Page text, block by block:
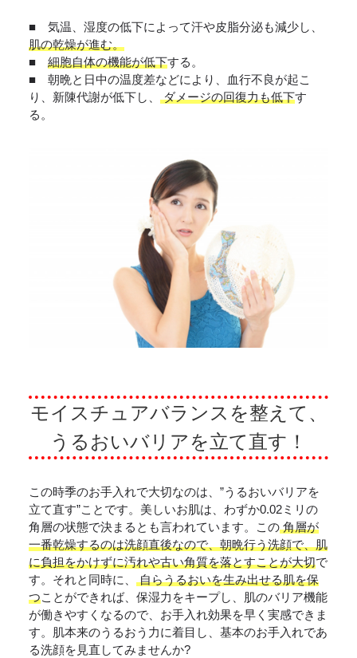
■ 気温、湿度の低下によって汗や皮脂分泌も減少し、
肌の乾燥が進む。
■ 細胞自体の機能が低下する。
■ 朝晩と日中の温度差などにより、血行不良が起こ
り、新陳代謝が低下し、 ダメージの回復力も低下す
る。
モイスチュアバランスを整えて、
うるおいバリアを立て直す！
この時季のお手入れで大切なのは、”うるおいバリアを
立て直す”ことです。美しいお肌は、わずか0.02ミリの
角層の状態で決まるとも言われています。この角層が
一番乾燥するのは洗顔直後なので、朝晩行う洗顔で、肌
に負担をかけずに汚れや古い角質を落とすことが大切で
す。それと同時に、 自らうるおいを生み出せる肌を保
つことができれば、保湿力をキープし、肌のバリア機能
が働きやすくなるので、お手入れ効果を早く実感できま
す。肌本来のうるおう力に着目し、基本のお手入れであ
る洗顔を見直してみませんか?